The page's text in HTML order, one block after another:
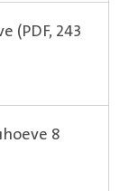
(PDF, 243
8